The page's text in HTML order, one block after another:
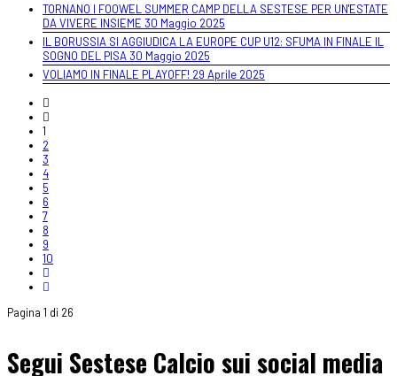
TORNANO I FOOWEL SUMMER CAMP DELLA SESTESE PER UN'ESTATE
DA VIVERE INSIEME 30 Maggio 2025
IL BORUSSIA SI AGGIUDICA LA EUROPE CUP U12: SFUMA IN FINALE IL
SOGNO DEL PISA 30 Maggio 2025
VOLIAMO IN FINALE PLAYOFF! 29 Aprile 2025
1
2
3
4
5
6
7
8
9
10
Pagina 1 di 26
Segui Sestese Calcio sui social media